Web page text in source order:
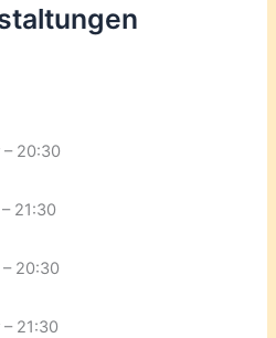
20:30
21:30
20:30
21:30